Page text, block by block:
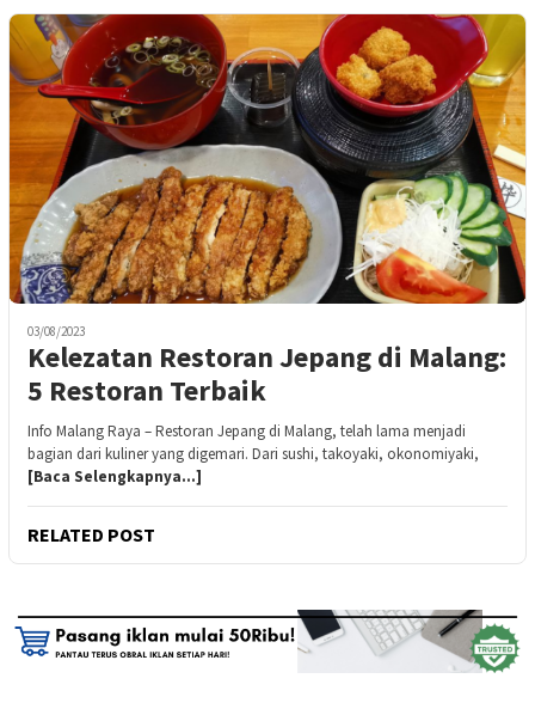
03/08/2023
Kelezatan Restoran Jepang di Malang:
5 Restoran Terbaik
Info Malang Raya – Restoran Jepang di Malang, telah lama menjadi
bagian dari kuliner yang digemari. Dari sushi, takoyaki, okonomiyaki,
[Baca Selengkapnya…]
RELATED POST